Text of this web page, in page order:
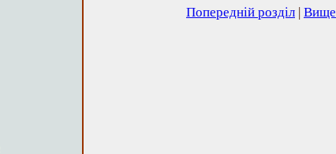
Попередній розділ | Вище